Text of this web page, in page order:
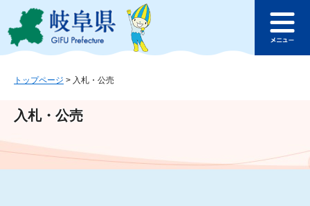
ジ
ュ
文
このページの本文へ
ュ
トップページ > 入札・公売
入札・公売